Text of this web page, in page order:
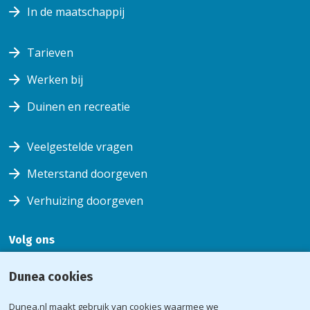
In de maatschappij
Tarieven
Werken bij
Duinen en recreatie
Veelgestelde vragen
Meterstand doorgeven
Verhuizing doorgeven
Volg ons
Volg ons
facebook
Volg
youtubeinstagramlinkedin
Dunea cookies
Dunea.nl maakt gebruik van cookies waarmee we